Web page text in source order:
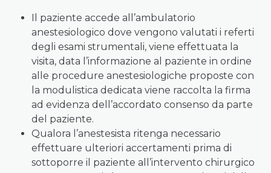
Il paziente accede all’ambulatorio
anestesiologico dove vengono valutati i referti
degli esami strumentali, viene effettuata la
visita, data l’informazione al paziente in ordine
alle procedure anestesiologiche proposte con
la modulistica dedicata viene raccolta la firma
ad evidenza dell’accordato consenso da parte
del paziente.
Qualora l’anestesista ritenga necessario
effettuare ulteriori accertamenti prima di
sottoporre il paziente all’intervento chirurgico